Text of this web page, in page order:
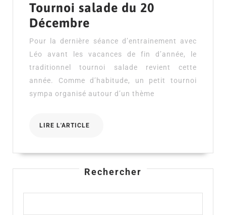
Tournoi salade du 20
Décembre
salade
du
20
Décembre
Pour la dernière séance d’entrainement avec
Léo avant les vacances de fin d’année, le
traditionnel tournoi salade revient cette
année. Comme d’habitude, un petit tournoi
sympa organisé autour d’un thème
LIRE L'ARTICLE
Rechercher